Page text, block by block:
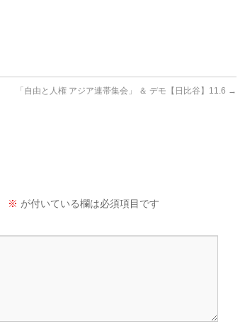
「自由と人権 アジア連帯集会」 ＆ デモ【日比谷】11.6 →
※ が付いている欄は必須項目です